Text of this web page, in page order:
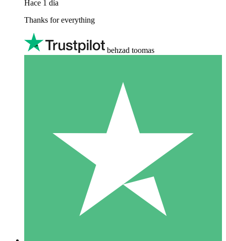
Hace 1 día
Thanks for everything
behzad toomas